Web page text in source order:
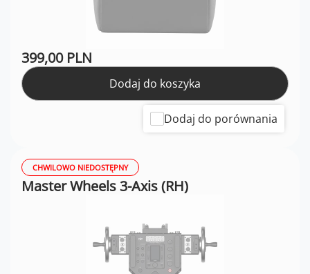
399,00 PLN
Dodaj do koszyka
Dodaj do porównania
CHWILOWO NIEDOSTĘPNY
Master Wheels 3-Axis (RH)